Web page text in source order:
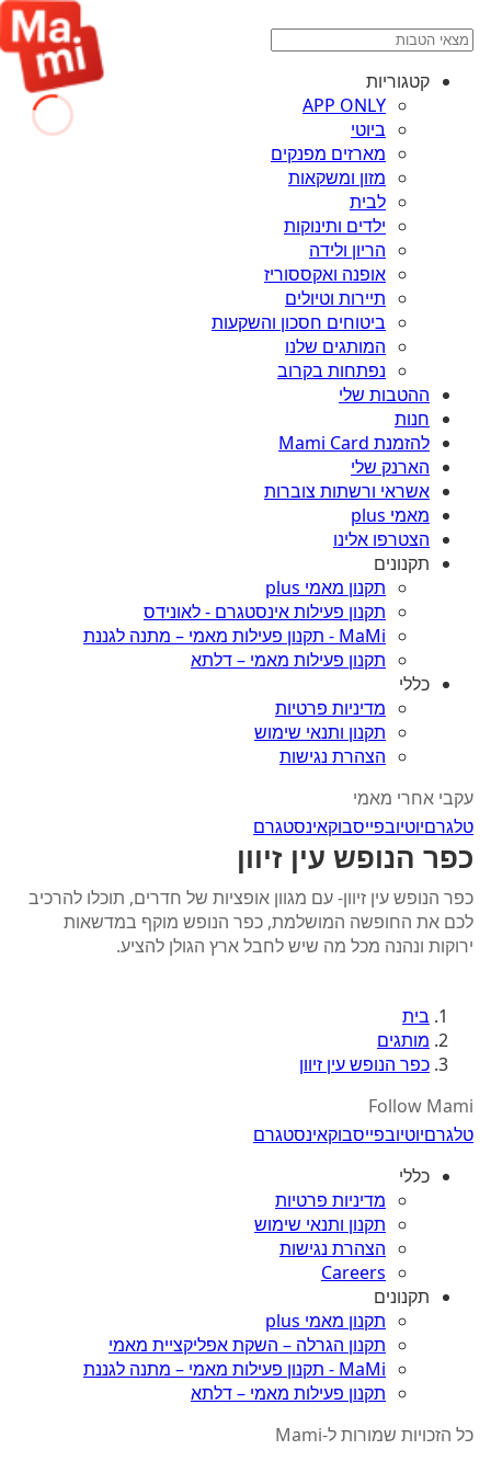
קטגוריות
APP ONLY
ביוטי
מארזים מפנקים
מזון ומשקאות
לבית
ילדים ותינוקות
הריון ולידה
אופנה ואקססוריז
תיירות וטיולים
ביטוחים חסכון והשקעות
המותגים שלנו
נפתחות בקרוב
ההטבות שלי
חנות
להזמנת Mami Card
הארנק שלי
אשראי ורשתות צוברות
מאמי plus
הצטרפו אלינו
תקנונים
תקנון מאמי plus
תקנון פעילות אינסטגרם - לאונידס
MaMi - תקנון פעילות מאמי – מתנה לגננת
תקנון פעילות מאמי – דלתא
כללי
מדיניות פרטיות
תקנון ותנאי שימוש
הצהרת נגישות
עקבי אחרי מאמי
טלגרםיוטיובפייסבוקאינסטגרם
כפר הנופש עין זיוון
כפר הנופש עין זיוון- עם מגוון אופציות של חדרים, תוכלו להרכיב
לכם את החופשה המושלמת, כפר הנופש מוקף במדשאות
ירוקות ונהנה מכל מה שיש לחבל ארץ הגולן להציע.
בית
מותגים
כפר הנופש עין זיוון
Follow Mami
טלגרםיוטיובפייסבוקאינסטגרם
כללי
מדיניות פרטיות
תקנון ותנאי שימוש
הצהרת נגישות
Careers
תקנונים
תקנון מאמי plus
תקנון הגרלה – השקת אפליקציית מאמי
MaMi - תקנון פעילות מאמי – מתנה לגננת
תקנון פעילות מאמי – דלתא
כל הזכויות שמורות ל-Mami